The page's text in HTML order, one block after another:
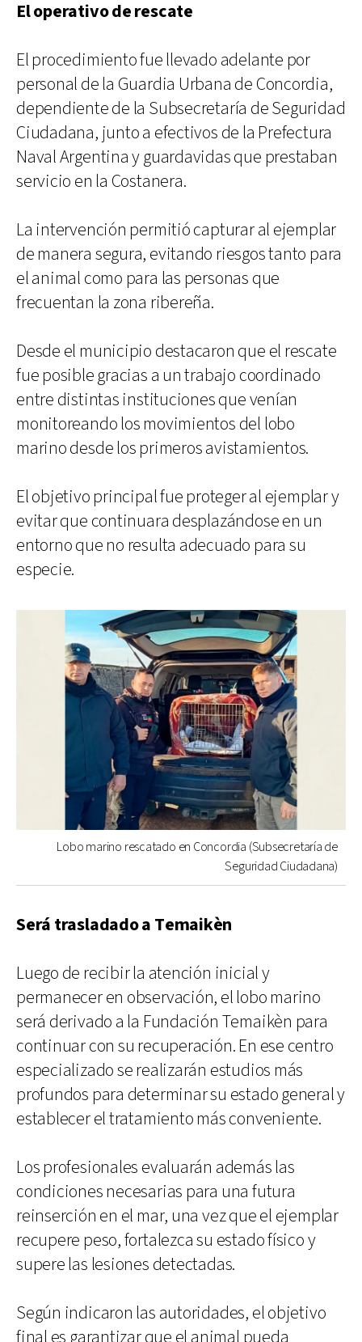
El operativo de rescate
El procedimiento fue llevado adelante por
personal de la Guardia Urbana de Concordia,
dependiente de la Subsecretaría de Seguridad
Ciudadana, junto a efectivos de la Prefectura
Naval Argentina y guardavidas que prestaban
servicio en la Costanera.
La intervención permitió capturar al ejemplar
de manera segura, evitando riesgos tanto para
el animal como para las personas que
frecuentan la zona ribereña.
Desde el municipio destacaron que el rescate
fue posible gracias a un trabajo coordinado
entre distintas instituciones que venían
monitoreando los movimientos del lobo
marino desde los primeros avistamientos.
El objetivo principal fue proteger al ejemplar y
evitar que continuara desplazándose en un
entorno que no resulta adecuado para su
especie.
Lobo marino rescatado en Concordia (Subsecretaría de
Seguridad Ciudadana)
Será trasladado a Temaikèn
Luego de recibir la atención inicial y
permanecer en observación, el lobo marino
será derivado a la Fundación Temaikèn para
continuar con su recuperación. En ese centro
especializado se realizarán estudios más
profundos para determinar su estado general y
establecer el tratamiento más conveniente.
Los profesionales evaluarán además las
condiciones necesarias para una futura
reinserción en el mar, una vez que el ejemplar
recupere peso, fortalezca su estado físico y
supere las lesiones detectadas.
Según indicaron las autoridades, el objetivo